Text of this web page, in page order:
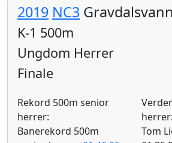
2019 NC3
K-1 500m
Ungdom Herrer
Finale
Rekord 500m senior
herrer:
Banerekord 500m
Tom